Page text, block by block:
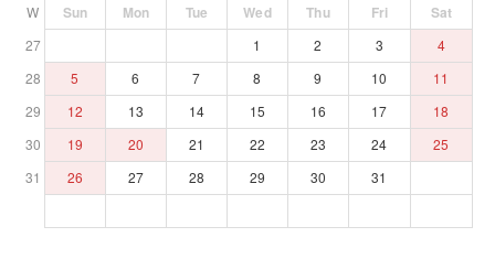
W Sun Mon Tue Wed Thu Fri Sat
27 1 2 3
4
28
5 6 7 8 9 10
11
29
12 13 14 15 16 17
18
30
19 20 21 22 23 24
25
31
26 27 28 29 30 31